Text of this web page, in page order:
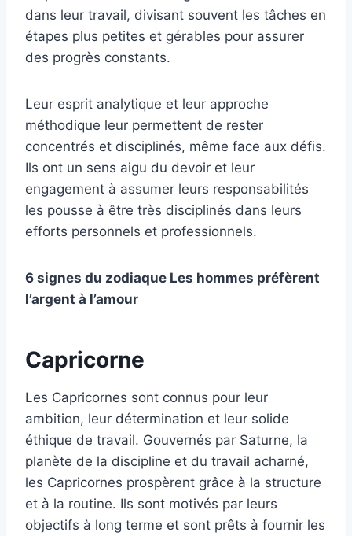
dans leur travail, divisant souvent les tâches en
étapes plus petites et gérables pour assurer
des progrès constants.
Leur esprit analytique et leur approche
méthodique leur permettent de rester
concentrés et disciplinés, même face aux défis.
Ils ont un sens aigu du devoir et leur
engagement à assumer leurs responsabilités
les pousse à être très disciplinés dans leurs
efforts personnels et professionnels.
6 signes du zodiaque Les hommes préfèrent
l’argent à l’amour
Capricorne
Les Capricornes sont connus pour leur
ambition, leur détermination et leur solide
éthique de travail. Gouvernés par Saturne, la
planète de la discipline et du travail acharné,
les Capricornes prospèrent grâce à la structure
et à la routine. Ils sont motivés par leurs
objectifs à long terme et sont prêts à fournir les